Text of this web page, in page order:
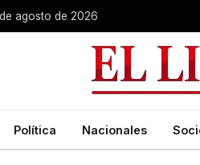
agosto de 2026
Política Nacionales